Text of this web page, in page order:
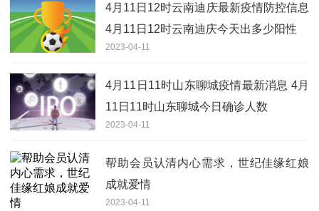
4月11日12时云南迪庆最新疫情防控信息
4月11日12时云南迪庆今天出多少阳性
2023-04-11
4月11日11时山东聊城疫情最新消息 4月
11日11时山东聊城今日确诊人数
2023-04-11
帮助会员认清内心需求，世纪佳缘红娘
成就爱情
2023-04-11